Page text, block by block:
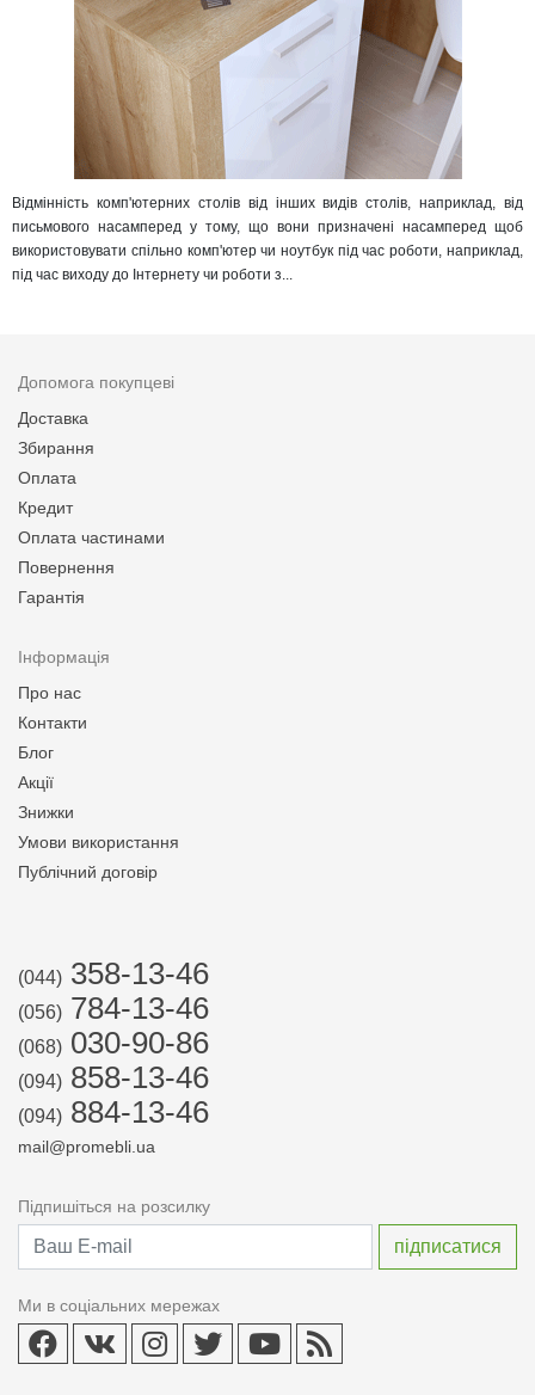
Відмінність комп'ютерних столів від інших видів столів, наприклад, від
письмового насамперед у тому, що вони призначені насамперед щоб
використовувати спільно комп'ютер чи ноутбук під час роботи, наприклад,
під час виходу до Інтернету чи роботи з...
Допомога покупцеві
Доставка
Збирання
Оплата
Кредит
Оплата частинами
Повернення
Гарантія
Інформація
Про нас
Контакти
Блог
Акції
Знижки
Умови використання
Публічний договір
(044) 358-13-46
(056) 784-13-46
(068) 030-90-86
(094) 858-13-46
(094) 884-13-46
mail@promebli.ua
Підпишіться на розсилку
Ми в соціальних мережах